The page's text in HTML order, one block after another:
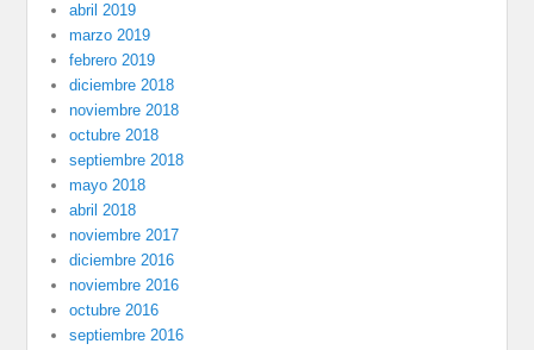
abril 2019
marzo 2019
febrero 2019
diciembre 2018
noviembre 2018
octubre 2018
septiembre 2018
mayo 2018
abril 2018
noviembre 2017
diciembre 2016
noviembre 2016
octubre 2016
septiembre 2016